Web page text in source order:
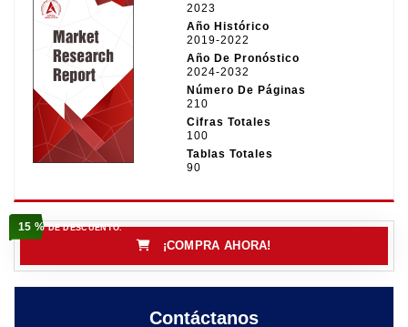
2023
Año Histórico
2019-2022
Año De Pronóstico
2024-2032
Número De Páginas
210
Cifras Totales
100
Tablas Totales
90
15 %DE DESCUENTO.
¡COMPRA AHORA!
Contáctanos